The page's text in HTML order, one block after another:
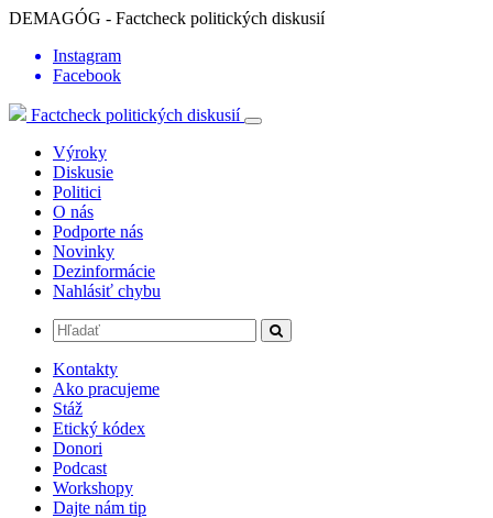
DEMAGÓG - Factcheck politických diskusií
Instagram
Facebook
Factcheck politických diskusií
Výroky
Diskusie
Politici
O nás
Podporte nás
Novinky
Dezinformácie
Nahlásiť chybu
Kontakty
Ako pracujeme
Stáž
Etický kódex
Donori
Podcast
Workshopy
Dajte nám tip